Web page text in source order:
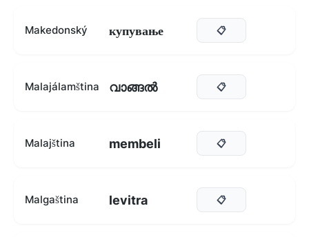
Makedonský купување 📋
Malajálamština വാങ്ങൽ 📋
Malajština membeli 📋
Malgaština levitra 📋